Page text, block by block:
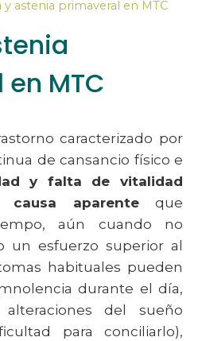
y astenia primaveral en MTC
MTC
caracterizado por
de cansancio físico e
y falta de vitalidad
causa aparenteque
aún cuando no
un esfuerzo superior al
habituales pueden
durante el día,
del sueño
para conciliarlo),